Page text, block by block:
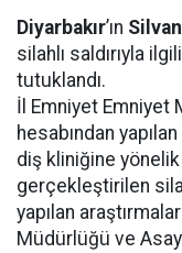
Diyarbakır’ın Silvan
silahlı saldırıyla
tutuklandı.
İl Emniyet Emniyet
hesabından
diş kliniğine
gerçekleştirilen
yapılan
Müdürlüğü ve